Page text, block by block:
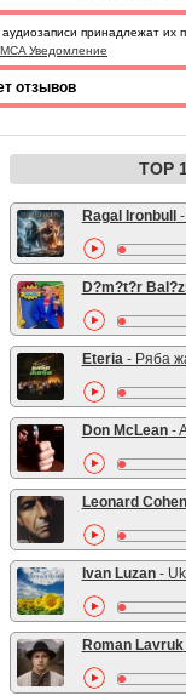
принадлежат их
Уведомление
отзывов
TOP
Ragal Ironbull
D?m?t?r
Eteria- Ряба
Don McLean-
Leonard Cohen
Ivan Luzan-
Roman Lavruk